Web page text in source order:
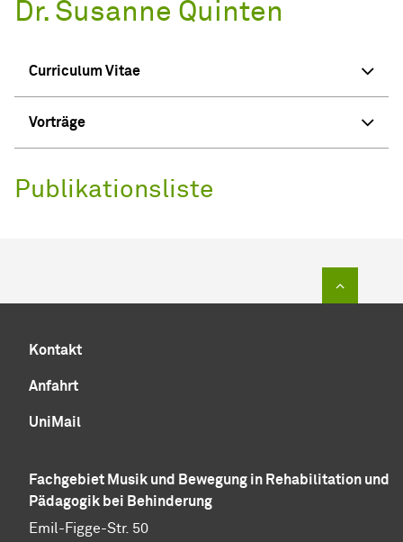
Dr. Susanne Quinten
Curriculum Vitae
Vorträge
Publikationsliste
Kontakt
Anfahrt
UniMail
Fachgebiet Musik und Bewegung in Rehabilitation und
Pädagogik bei Behinderung
Emil-Figge-Str. 50